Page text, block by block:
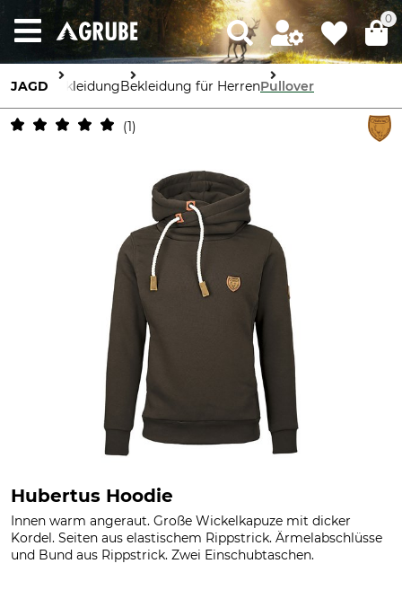
0
JAGD BekleidungBekleidung für HerrenPullover
1
Hubertus Hoodie
Innen warm angeraut. Große Wickelkapuze mit dicker
Kordel. Seiten aus elastischem Rippstrick. Ärmelabschlüsse
und Bund aus Rippstrick. Zwei Einschubtaschen.